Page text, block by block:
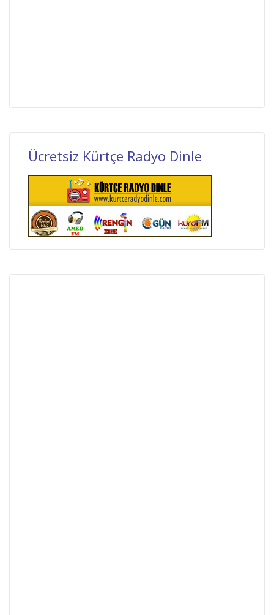
Ücretsiz Kürtçe Radyo Dinle